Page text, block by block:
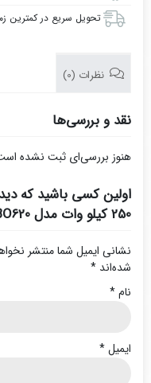
تحویل سریع در کمترین
نظرات (0)
نقد و بررسی‌ها
هنوز بررسی‌ای ثبت نشده
اولین کسی باشید که
250 کیلو وات مدل ABO620”
نشانی ایمیل شما منتشر
شده‌اند *
نام*
ایمیل*